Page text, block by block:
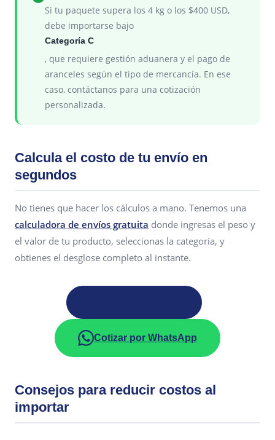
Si tu paquete supera los 4 kg o los $400 USD,
debe importarse bajo
Categoría C
, que requiere gestión aduanera y el pago de
aranceles según el tipo de mercancía. En ese
caso, contáctanos para una cotización
personalizada.
Calcula el costo de tu envío en
segundos
No tienes que hacer los cálculos a mano. Tenemos una
calculadora de envíos gratuita donde ingresas el peso y
el valor de tu producto, seleccionas la categoría, y
obtienes el desglose completo al instante.
Cotizar por WhatsApp
Consejos para reducir costos al
importar